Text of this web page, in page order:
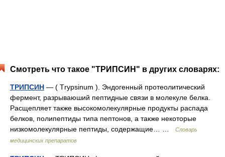
Смотреть что такое "ТРИПСИН" в других словарях:
ТРИПСИН — ( Тrypsinum ). Эндогенный протеолитический
фермент, разрываюший пептидные связи в молекуле белка.
Расщепляет также высокомолекулярные продукты распада
белков, полипептиды типа пептонов, а также некоторые
низкомолекулярные пептиды, содержащие… …
Словарь
медицинских препаратов